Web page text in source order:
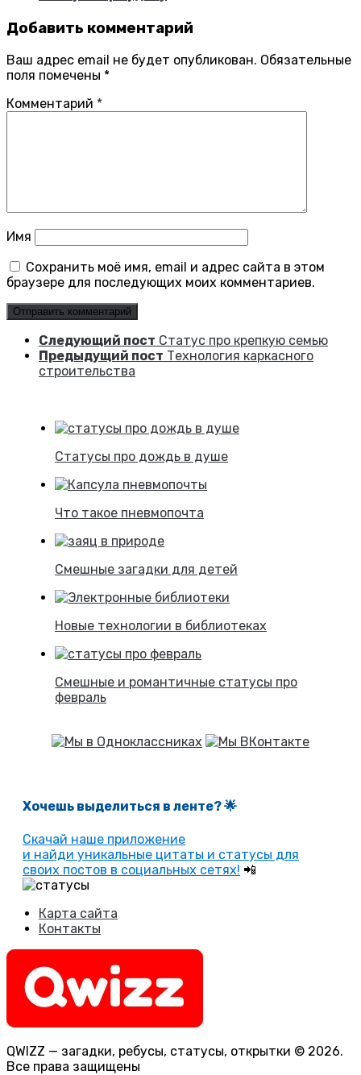
Добавить комментарий
Ваш адрес email не будет опубликован. Обязательные
поля помечены *
Комментарий *
Имя
Сохранить моё имя, email и адрес сайта в этом
браузере для последующих моих комментариев.
Следующий пост Статус про крепкую семью
Предыдущий пост Технология каркасного
строительства
Статусы про дождь в душе
Что такое пневмопочта
Смешные загадки для детей
Новые технологии в библиотеках
Смешные и романтичные статусы про
февраль
Хочешь выделиться в ленте? 🌟
Скачай наше приложение
и найди уникальные цитаты и статусы для
своих постов в социальных сетях! 📲
Карта сайта
Контакты
QWIZZ — загадки, ребусы, статусы, открытки © 2026.
Все права защищены